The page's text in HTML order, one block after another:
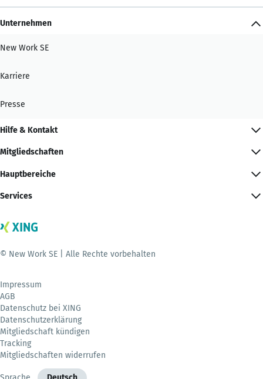
Unternehmen
New Work SE
Karriere
Presse
Hilfe & Kontakt
Mitgliedschaften
Hauptbereiche
Services
© New Work SE | Alle Rechte vorbehalten
Impressum
AGB
Datenschutz bei XING
Datenschutzerklärung
Mitgliedschaft kündigen
Tracking
Mitgliedschaften widerrufen